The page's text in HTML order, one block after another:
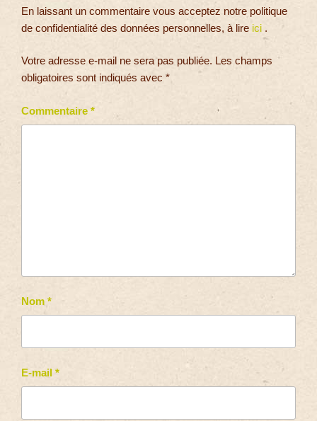
En laissant un commentaire vous acceptez notre politique
de confidentialité des données personnelles, à lire ici .
Votre adresse e-mail ne sera pas publiée. Les champs
obligatoires sont indiqués avec *
Commentaire *
Nom *
E-mail *